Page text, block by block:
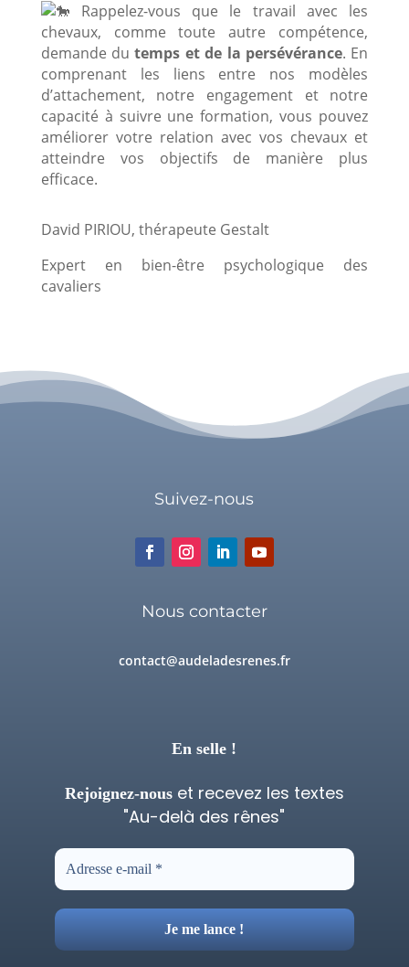
Rappelez-vous que le travail avec les
chevaux, comme toute autre compétence,
demande dutemps et de la persévérance. En
comprenant les liens entre nos modèles
d’attachement, notre engagement et notre
capacité à suivre une formation, vous pouvez
améliorer votre relation avec vos chevaux et
atteindre vos objectifs de manière plus
efficace.
David PIRIOU, thérapeute Gestalt
Expert en bien-être psychologique des
cavaliers
Suivez-nous
Nous contacter
contact@audeladesrenes.fr
En selle !
Rejoignez-nous et recevez les textes
"Au-delà des rênes"